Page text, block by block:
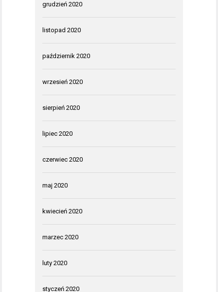
grudzień 2020
listopad 2020
październik 2020
wrzesień 2020
sierpień 2020
lipiec 2020
czerwiec 2020
maj 2020
kwiecień 2020
marzec 2020
luty 2020
styczeń 2020